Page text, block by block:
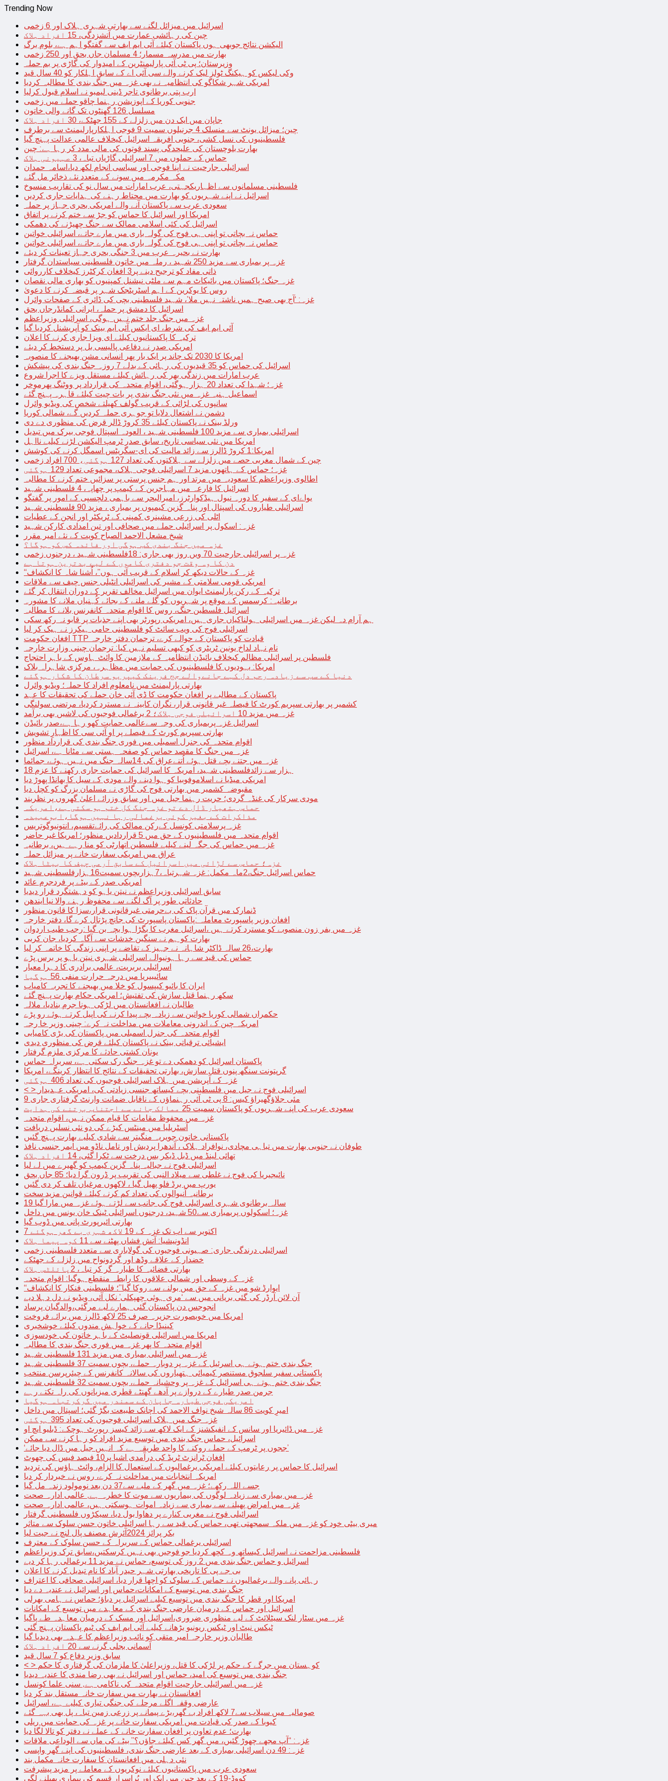
Trending Now
اسرائیل میں میزائل لگنے سے بھارتی شہری ہلاک اور 6 زخمی
چین کی رہائشی عمارت میں آتشزدگی، 15 افراد ہلاک
الیکشن نتائج جوبھی ہوں پاکستان کیلئے آئی ایم ایف سے گفتگو اہم ہے، بلوم برگ
بھارت میں مدرسہ مسمار؛ 4 مسلمان جاں بحق اور 250 زخمی
وزیرستان؛ پی ٹی آئی پارلیمنٹرین کے امیدوار کی گاڑی پر بم حملہ
وکی لیکس کو ہیکنگ ٹولز لیک کرنے والے سی آئی اے کے سابق اہلکار کو 40 سال قید
امریکی شہر شکاگو کی انتظامیہ نے بھی غزہ میں جنگ بندی کا مطالبہ کردیا
ارب پتی برطانوی تاجر ڈینی لیمبو نے اسلام قبول کرلیا
جنوبی کوریا کے اپوزیشن رہنما چاقو حملے میں زخمی
مسلسل 126 گھنٹوں تک گانے والی خاتون
جاپان میں ایک دن میں زلزلے کے 155 جھٹکے، 30 افراد ہلاک
چین؛ میزائل یونٹ سے منسلک 4 جرنیلوں سمیت 9 فوجی اہلکارپارلیمنٹ سے برطرف
فلسطینیوں کی نسل کشی، جنوبی افریقہ اسرائیل کیخلاف عالمی عدالت پہنچ گیا
بھارت بلوچستان کی علیحدگی پسند قوتوں کی مالی مدد کر رہا ہے: چین
حماس کے حملوں میں 7 اسرائیلی گاڑیاں تباہ، 3 صہیونی ہلاک
اسرائیلی جارحیت نے اپنا فوجی اور سیاسی انجام لکھ دیا،اسامہ حمدان
مکہ مکرمہ میں سونے کے متعدد نئے ذخائر مل گئے
فلسطینی مسلمانوں سے اظہاریکجہتی، عرب امارات میں سال نو کی تقاریب منسوخ
اسرائیل نے اپنے شہریوں کو بھارت میں محتاط رہنے کی ہدایات جاری کردیں
سعودی عرب سے پاکستان آنے والے امریکی بحری جہاز پر حملہ
امریکا اور اسرائیل کا حماس کو جڑ سے ختم کرنے پر اتفاق
اسرائیل کی کئی اسلامی ممالک سے جنگ چھیڑنے کی دھمکی
حماس نہ بچاتی تو اپنی ہی فوج کی گولہ باری میں مارے جاتے، اسرائیلی خواتین
حماس نہ بچاتی تو اپنی ہی فوج کی گولہ باری میں مارے جاتے، اسرائیلی خواتین
بھارت نے بحیرہ عرب میں 3 جنگی بحری جہاز تعینات کر دیئے
غزہ پر بمباری سے مزید 250 شہید ، رملہ میں خاتون فلسطینی سیاستدان گرفتار
ذاتی مفاد کو ترجیح دینے پر3 افغان کرکٹرز کیخلاف کارروائی
غزہ جنگ؛ پاکستان میں بائیکاٹ مہم سے ملٹی نیشنل کمپنیوں کو بھاری مالی نقصان
روس کا یوکرین کے اہم اسٹریٹجک شہر پر قبضہ کرنے کا دعویٰ
غزہ: ‘آج بھی صبح ہمیں ناشتہ نہیں ملا’، شہید فلسطینی بچی کی ڈائری کے صفحات وائرل
اسرائیل کا دمشق پر حملہ، ایرانی کمانڈرجاں بحق
غزہ میں جنگ جلد ختم نہیں ہوگی، اسرائیلی وزیراعظم
آئی ایم ایف کی شرط، ای ایکس آئی ایم بینک کو آپریشنل کردیا گیا
ترکیہ کا پاکستانیوں کیلئے ای ویزا جاری کرنے کا اعلان
امریکی صدر نے دفاعی پالیسی بل پر دستخط کر دیئے
امریکا کا 2030 تک چاند پر ایک بار پھر انسانی مشن بھیجنے کا منصوبہ
اسرائیل کی حماس کو 35 قیدیوں کی رہائی کے بدلے 7 روزہ جنگ بندی کی پیشکش
عرب امارات میں زندگی بھر کی رہائش کیلئے مستقل ویزے کا اجرا شروع
غزہ؛ شہدا کی تعداد 20 ہزار ہوگئی، اقوام متحدہ کی قرارداد پر ووٹنگ پھرموخر
اسماعیل ہنیہ غزہ میں نئی جنگ بندی پر بات چیت کیلئے قاہرہ پہنچ گئے
سانپوں کی لڑائی کے قریب گولف کھیلتے شخص کی ویڈیو وائرل
دشمن نے اشتعال دلایا تو جوہری حملہ کردیں گے، شمالی کوریا
ورلڈ بینک نے پاکستان کیلئے 35 کروڑ ڈالر قرض کی منظوری دے دی
اسرائیلی بمباری سے مزید 100 فلسطینی شہید ، العودہ اسپتال فوجی بیرک میں تبدیل
امریکا میں نئی سیاسی تاریخ، سابق صدر ٹرمپ الیکشن لڑنے کیلیے نااہل
امریکا:1 کروڑ ڈالرز سے زائد مالیت کی ای-سگریٹس اسمگل کرنے کی کوشش
چین کے شمال مغربی حصے میں زلزلے سے ہلاکتوں کی تعداد 127 ہوگئی، 700 افراد زخمی
غزہ؛ حماس کے ہاتھوں مزید 7 اسرائیلی فوجی ہلاک، مجموعی تعداد 129 ہوگئی
اطالوی وزیراعظم کا سعودیہ میں مرتد اور ہم جنس پرستی پر سزائیں ختم کرنے کا مطالبہ
اسرائیل کا فارعہ میں مہاجرین کے کیمپ پر چھاپہ، 4 فلسطینی شہید
یواےای کے سفیر کا دورہ نیول ہیڈکوارٹرز، امیرالبحر سے باہمی دلچسپی کے امور پر گفتگو
اسرائیلی طیاروں کی اسپتال اور پناہ گزین کیمپوں پر بمباری ، مزید 90 فلسطینی شہید
اٹلی کی زرعی مشینری کمپنی کے ٹریکٹر اور انجن کے عطیات
غزہ: اسکول پر اسرائیلی حملے میں صحافی اور تین امدادی کارکن شہید
شیخ مشعل الاحمد الصباح کویت کے نئے امیر مقرر
غزہ میں جنگ بندی کب ہوگی اور فائدہ کس کو ہوگا؟
غزہ پر اسرائیلی جارحیت 70 ویں روز بھی جاری: 18فلسطینی شہید ، درجنوں زخمی
دن کا وہ وقت جو دفتری کاموں کے لیے بدترین ہوتا ہے
“غزہ کے حالات دیکھ کر اسلام کے قریب آئی ہوں”، اُشنا شاہ کا انکشاف
امریکی قومی سلامتی کے مشیر کی اسرائیلی انٹیلی جنس چیف سے ملاقات
ترکیہ کے رکن پارلیمنٹ ایوان میں اسرائیل مخالف تقریر کے دوران انتقال کر گئے
برطانیہ: کرسمس کے موقع پر شہریوں کو گلے ملنے کے بجائے کُہنیاں ملانے کا مشورہ
اسرائیل فلسطین جنگ، روس کا اقوام متحدہ کانفرنس بلانے کا مطالبہ
ہم آرام دہ لیکن غزہ میں اسرائیلی ہولناکیاں جاری ہیں، امریکی رپورٹر بھی اپنے جذبات پر قابو نہ رکھ سکی
اسرائیلی فوج کی ویب سائٹ کو فلسطینی حامی ہیکرز نے ہیک کر لیا
افغان حکومت TTP قیادت کو پاکستان کے حوالے کرے، ترجمان دفتر خارجہ
نام نہاد لداخ یونین ٹریٹری کو کبھی تسلیم نہیں کیا: ترجمان چینی وزارت خارجہ
فلسطین پر اسرائیلی مظالم کیخلاف بائیڈن انتظامیہ کے ملازمین کا وائٹ ہاوس کے باہر احتجاج
امریکا: یہودیوں کا فلسطینیوں کی حمایت میں مظاہرہ، مرکزی شاہراہ بلاک
دنیا کے سب سے زیادہ رحم دل کہے جانےوالے جج فرینک کیپریو سرطان کا شکار ہوگئے
بھارتی پارلیمنٹ میں نامعلوم افراد کا حملہ؛ ویڈیو وائرل
پاکستان کے مطالبے پر افغان حکومت کا ڈی آئی خان حملے کی تحقیقات کا عہد
کشمیر پر بھارتی سپریم کورٹ کا فیصلہ غیر قانونی قرار، نگران کابینہ نے مسترد کردیا، مرتضی سولنگی
غزہ میں مزید 10 اسرائیلی فوجی ہلاک؛ 2 یرغمالی فوجیوں کی لاشیں بھی برآمد
اسرائیل غزہ پربمباری کی وجہ سےعالمی حمایت کھو رہا ہے،صدر بائیڈن
بھارتی سپریم کورٹ کے فیصلے پر او آئی سی کا اظہارِ تشویش
اقوام متحدہ کی جنرل اسمبلی میں فوری جنگ بندی کی قرارداد منظور
غزہ میں جنگ کا مقصد حماس کو صفحہ ہستی سے مٹانا ہے، اسرائیل
غزہ میں جتنے بچے قتل ہوئے اُتنےعراق کی 14سالہ جنگ میں نہیں ہوئے، جمائما
18 ہزار سے زائدفلسطینی شہید، امریکہ کا اسرائیل کی حمایت جاری رکھنے کا عزم
امریکی میڈیا نے اسلاموفوبیا کو ہوا دینے والے مودی کے سیل کا بھانڈا پھوڑ دیا
مقبوضہ کشمیر میں بھارتی فوج کی گاڑی نے مسلمان بزرگ کو کچل دیا
مودی سرکار کی غنڈہ گردی؛ حریت رہنما جیل میں اور سابق وزرائے اعلیٰ گھروں پر نظربند
حماس ہتھیار ڈال دے تو غزہ جنگ کل ختم ہو سکتی ہے،امریکہ
مذاکرات کے بغیر کوئی یرغمالی رہا نہیں ہوگا،ابوعبیدہ
غزہ پرسلامتی کونسل کےرکن ممالک کی رائےتقسیم، انتونیوگوتریس
اقوام متحدہ میں فلسطینیوں کے حق میں 5 قراردادیں منظور؛ امریکا غیر حاضر
غزہ میں حماس کی جگہ لینے کیلیے فلسطین اتھارٹی کو منا رہے ہیں، برطانیہ
عراق میں امریکی سفارت خانے پر میزائل حملہ
غزہ؛ حماس سے لڑائی میں اسرائیل کے سابق آرمی چیف کا بیٹا ہلاک
حماس اسرائیل جنگ،2ماہ مکمل: غزہ شہرتباہ،7ہزاربچوں سمیت16ہزارفلسطینی شہید
امریکی صدر کے بیٹے پر فردجرم عائد
سابق اسرائیلی وزیراعظم نے نیتن یاہو کو دہشتگرد قرار دیدیا
حادثاتی طور پر آگ لگنے سے محفوظ رہنے والا نیا ایندھن
ڈنمارک میں قرآن پاک کی بےحرمتی غیرقانونی قرار،سزا کا قانون منظور
افغان وزیر پاسپورٹ معاملہ :پاکستان پاسپورٹ کی جانچ پڑتال کرے گا، دفتر خارجہ
غزہ میں بفر زون منصوبے کو مسترد کرتے ہیں ،اسرائیل مغرب کا بگڑا ہوا بچہ بن گیا :رجب طیب اردوان
بھارت کو ہم نے سنگین خدشات سے آگاہ کردیا، جان کربی
بھارت،26 سالہ ڈاکٹر شاہانہ نے جہیز کے تقاضے پر اپنی زندگی کا خاتمہ کر لیا
حماس کی قید سے رہا ہونیوالے اسرائیلی شہری نیتن یاہو پر برس پڑے
اسرائیلی بربریت، عالمی برادری کا دہرا معیار
سائیبیریا میں درجہ حرارت منفی 56 ہوگیا
ایران کا بائیو کیپسول کو خلا میں بھیجنے کا تجربہ کامیاب
سکھ رہنما قتل سازش کی تفتیش؛ امریکی حکام بھارت پہنچ گئے
طالبان نے افغانستان میں لڑکی ہونا جرم بنادیا، ملالہ
حکمراں شمالی کوریا خواتین سے زیادہ بچے پیدا کرنے کی اپیل کرتے ہوئے رو پڑے
امریکہ چین کے اندرونی معاملات میں مداخلت نہ کرے: چینی وزیر خا رجہ
اقوام متحدہ کی جنرل اسمبلی میں پاکستان کی بڑی کامیابی
ایشیائی ترقیاتی بینک نے پاکستان کیلئے قرض کی منظوری دیدی
یونان کشتی حادثے کا مرکزی ملزم گرفتار
پاکستان اسرائیل کو دھمکی دے تو غزہ جنگ رک سکتی ہے، سربراہ حماس
گرپتونت سنگھ پنوں قتل سازش، بھارتی تحقیقات کے نتائج کا انتظار کرینگے، امریکا
غزہ کے آپریشن میں ہلاک اسرائیلی فوجیوں کی تعداد 406 ہوگئی
< > اسرائیلی فوج نے جیل میں فلسطینی بچے کیساتھ جنسی زیادتی کی، امریکی عہدیدار
9 مئی جلاؤگھیراؤ کیس: 8 پی ٹی آئی رہنماؤں کے ناقابل ضمانت وارنٹ گرفتاری جاری
سعودی عرب کی اپنے شہریوں کو پاکستان سمیت 25 ممالک جانے سے اجتناب برتنے کی ہدایت
غزہ میں محفوظ مقامات کا قیام ممکن نہیں، اقوام متحدہ
آسٹریلیا میں مینٹس کیڑے کی دو نئی نسلیں دریافت
پاکستانی خاتون جویریہ منگیتر سے شادی کیلیے بھارت پہنچ گئیں
طوفان نے جنوبی بھارت میں تباہی مچادی، نوافراد ہلاک ، آندھرا پردیش اور تامل ناڈو میں ایمر جنسی نافذ
تھائی لینڈ میں ڈبل ڈیکر بس درخت سے ٹکرا گئی، 14 افراد ہلاک
اسرائیلی فوج نے جبالیہ پناہ گزین کیمپ کو گھیرے میں لے لیا
نائیجیریا کی فوج نے غلطی سے میلاد النبی کی تقریب پر ڈرون گرا دیا؛ 85 جاں بحق
یورپ میں برڈ فلو پھیل گیا ، لاکھوں مرغیاں تلف کر دی گئیں
برطانیہ آنیوالوں کی تعداد کم کرنے کیلئے قوانین مزید سخت
19 سالہ برطانوی شہری اسرائیلی فوج کی جانب سے لڑتے ہوئے غزہ میں مارا گیا
غزہ؛ اسکولوں پربمباری سے50 شہید، درجنوں اسرائیلی ٹینک خان یونس میں داخل
بھارتی ائیرپورٹ پانی میں ڈوب گیا
7 اکتوبر سے اب تک غزہ کے 19 لاکھ شہری بے گھر ہوگئے
انڈونیشیا: آتش فشاں پھٹنے سے 11 کوہ پیما ہلاک
اسرائیلی درندگی جاری: صہیونی فوجیوں کی گولاباری سے متعدد فلسطینی زخمی
خضدار کے علاقے وڈھ اور گردونواح میں زلزلے کے جھٹکے
بھارتی فضائیہ کا طیارہ گر کر تباہ، 2پائلٹس ہلاک
غزہ کے وسطی اور شمالی علاقوں کا رابطہ منقطع ہوگیا: اقوام متحدہ
“ایوارڈ شو میں غزہ کے حق میں بولنے سے روکا گیا”؛ فلسطینی فنکار کا انکشاف
آن لائن آرڈر کی گئی بریانی میں سے ‘مری ہوئی چھپکلی’ نکل آئی، ویڈیو نے دل دہلا دیے
انجوجس دن پاکستان گئی ہمارے لیے مرگئی،والدگیان پرساد
امریکا میں خوبصورت جزیرہ صرف 25 لاکھ ڈالرز میں برائے فروخت
کینیڈا جانے کے خواہش مندوں کیلئے خوشخبری
امریکا میں اسرائیلی قونصلیٹ کے باہر خاتون کی خودسوزی
اقوام متحدہ کا پھر غزہ میں فوری جنگ بندی کا مطالبہ
غزہ میں اسرائیلی بمباری میں مزید 131 فلسطینی شہید
جنگ بندی ختم ہوتے ہی اسرئیل کے غزہ پر دوبارہ حملے، بچوں سمیت 37 فلسطینی شہید
پاکستانی سفیر سلجوق مستنصر کیمیائی ہتھیاروں کی سالانہ کانفرنس کے چیئرپرسن منتخب
جنگ بندی ختم ہوتے ہی اسرائیل کے غزہ پر وحشیانہ حملے، بچوں سمیت 32 فلسطینی شہید
جرمن صدر طیارے کے دروازے پر آدھے گھنٹے قطری میزبانوں کی راہ تکتے رہے
امریکی فوجی طیارہ جاپان کے سمندر میں گرکرتباہ ہوگیا
امیرِ کویت 86 سالہ شیخ نواف الاحمد کی اچانک طبیعت بگڑ گئی؛ اسپتال میں داخل
غزہ جنگ میں ہلاک اسرائیلی فوجیوں کی تعداد 395 ہوگئی
غزہ میں ڈائیریا اور سانس کے انفیکشنز کے ایک لاکھ سے زائد کیسز رپورٹ ہوچکے: ڈبلیو ایچ او
اسرائیل، حماس جنگ بندی میں توسیع مزید افراد کو رہا کرنے سے ممکن
‘ججوں پر ٹرمپ کے حملے روکنے کا واحد طریقہ ہے کہ انہیں جیل میں ڈال دیا جائے’
افغان ٹرانزٹ ٹریڈ کی درآمدی اشیا پر10 فیصد فیس کی چھوٹ
اسرائیل کا حماس پر رعایتوں کیلئے امریکی یرغمالیوں کے استعمال کا الزام، وائٹ ہاؤس کی تردید
امریکہ انتخابات میں مداخلت نہ کرے، روس نے خبردار کر دیا
جسے اللہ رکھے؛ غزہ میں گھر کے ملبے سے37 دن بعد نومولود زندہ مل گیا
غزہ میں بمباری سے زیادہ لوگوں کی بیماریوں سے موت کا خطرہ ہے, عالمی ادارہ صحت
غزہ میں امراض پھیلنے سے بمباری سے زیادہ اموات ہوسکتی ہیں، عالمی ادارہ صحت
اسرائیلی فوج نے مغربی کنارے پر دھاوا بول دیا، سیکڑوں فلسطینی گرفتار
میری بیٹی خود کو غزہ میں ملکہ سمجھتی تھی، حماس کی قید سے رہا اسرائیلی خاتون حسن سلوک سے متاثر
بکر پرائز 2024آئرش مصنف پال لنچ نے جیت لیا
اسرائیلی یرغمالی حماس کے سربراہ کے حسن سلوک کے معترف
فلسطینی مزاحمت نے اسرائیل کیساتھ وہ کچھ کردیا جو فوجیں بھی نہیں کرسکتیں،سابق ترک وزیراعظم
اسرائیل و حماس جنگ بندی میں 2 روز کی توسیع، حماس نے مزید 11 یرغمالی رہا کر دیے
بی جے پی کا تاریخی بھارتی شہر حیدر آباد کا نام تبدیل کرنے کا اعلان
رہائی پانے والے یرغمالیوں نے حماس کے سلوک کو اچھا قرار دیا، اسرائیلی صحافی کا اعتراف
جنگ بندی میں توسیع کے امکانات،حماس اور اسرائیل نے عندیہ دے دیا
امریکا اور قطر کا جنگ بندی میں توسیع کیلیے اسرائیل پر دباؤ؛ حماس نے ہامی بھرلی
اسرائیل اور حماس کے درمیان عارضی جنگ بندی کے معاہدے میں توسیع کے امکانات
غزہ میں سٹار لنک سیٹلائٹ کے لیے منظوری ضروری،اسرائیل اور مسک کے درمیان معاہدہ طے پاگیا
ٹیکس نیٹ اور ٹیکس ریونیو بڑھانے کیلیے آئی ایم ایف کی ٹیم پاکستان پہنچ گئی
طالبان وزیر خارجہ امیر متقی کو نائب وزیراعظم کا عہدہ بھی دیدیا گیا
آسمانی بجلی گرنے سے 20 افراد ہلاک
سابق وزیر دفاع کو 7 سال قید
< > کوہستان میں جرگے کے حکم پر لڑکی کا قتل، وزیراعلیٰ کا ملزمان کی گرفتاری کا حکم
جنگ بندی میں توسیع کی امید، حماس اور اسرائیل نے بھی رضا مندی کا عندیہ دیدیا
غزہ میں اسرائیلی جارحیت اقوام متحدہ کی ناکامی ہے, سنی علما کونسل
افغانستان نے بھارت میں سفارت خانہ مستقل بند کر دیا
عارضی وقفہ اگلے مرحلے کی جنگی تیاری کیلیے ہے، اسرائیل
صومالیہ میں سیلاب سے7 لاکھ افراد بے گھر،بڑے پیمانے پر زرعی زمین تباہ، پل بھی بہہ گئے
کیوبا کے صدر کی قیادت میں امریکی سفارت خانے پر غزہ کی حمایت میں ریلی
بھارت؛ عدم تعاون پر افغان سفارت خانے کے عملے نے دفتر کو تالا لگا دیا
غزہ: “آپ مجھے چھوڑ گئیں، میں گھر کس کیلئے جاؤں؟” بیٹے کی ماں سے الوداعی ملاقات
غزہ: 49 دن اسرائیلی بمباری کے بعد عارضی جنگ بندی، فلسطینیوں کی اپنے گھر واپسی
نئی دہلی میں افغانستان کا سفارت خانہ مکمل بند
سعودی عرب میں پاکستانیوں کیلئے نوکریوں کے معاملے پر مزید پیشرفت
کووڈ-19 کے بعد چین میں ایک اور پُراسرار قسم کی بیماری پھیلنے لگی